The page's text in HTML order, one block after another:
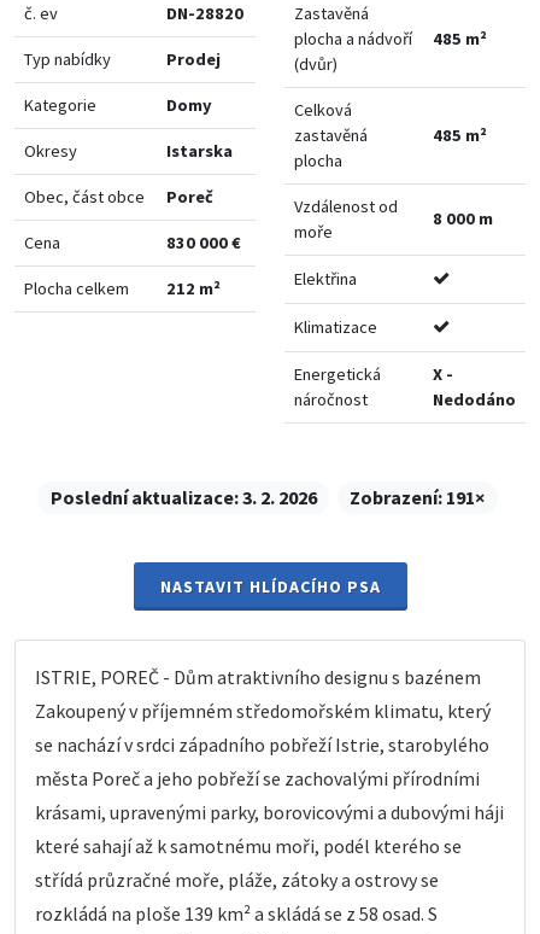
č. ev DN-28820
Typ nabídky Prodej
Kategorie Domy
Okresy Istarska
Obec, část obce Poreč
Cena 830 000 €
Plocha celkem 212 m²
Zastavěná
plocha a nádvoří
(dvůr)
485 m²
Celková
zastavěná
plocha
485 m²
Vzdálenost od
moře
8 000 m
Elektřina
Klimatizace
Energetická
náročnost
X -
Nedodáno
Poslední aktualizace:3. 2. 2026 Zobrazení: 191×
NASTAVIT HLÍDACÍHO PSA
ISTRIE, POREČ - Dům atraktivního designu s bazénem
Zakoupený v příjemném středomořském klimatu, který
se nachází v srdci západního pobřeží Istrie, starobylého
města Poreč a jeho pobřeží se zachovalými přírodními
krásami, upravenými parky, borovicovými a dubovými háji
které sahají až k samotnému moři, podél kterého se
střídá průzračné moře, pláže, zátoky a ostrovy se
rozkládá na ploše 139 km² a skládá se z 58 osad. S